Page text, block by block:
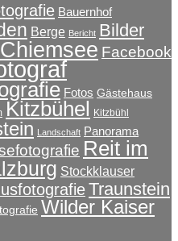
Bauernhof
Berge Bericht Bilder
Chiemsee Facebook
Fotos Gästehaus
Kitzbühel Kitzbühl
Landschaft Panorama
Reit im
Stockklauser
Traunstein
Wilder Kaiser